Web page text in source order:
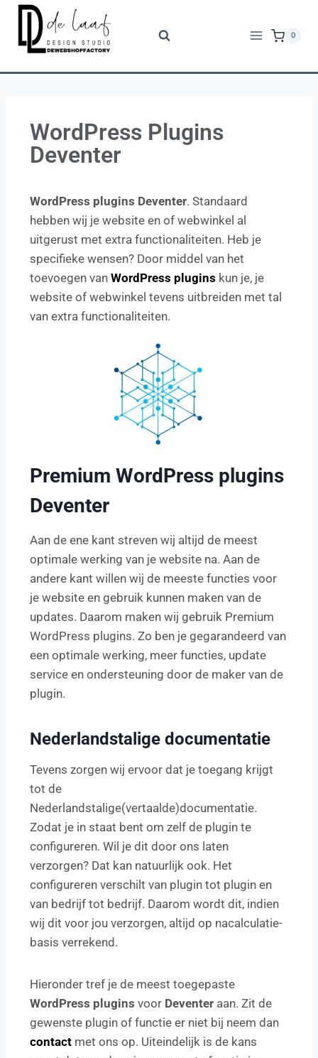
0
WordPress Plugins
Deventer
WordPress plugins Deventer. Standaard
hebben wij je website en of webwinkel al
uitgerust met extra functionaliteiten. Heb je
specifieke wensen? Door middel van het
toevoegen van WordPress plugins kun je, je
website of webwinkel tevens uitbreiden met tal
van extra functionaliteiten.
Premium WordPress plugins
Deventer
Aan de ene kant streven wij altijd de meest
optimale werking van je website na. Aan de
andere kant willen wij de meeste functies voor
je website en gebruik kunnen maken van de
updates. Daarom maken wij gebruik Premium
WordPress plugins. Zo ben je gegarandeerd van
een optimale werking, meer functies, update
service en ondersteuning door de maker van de
plugin.
Nederlandstalige documentatie
Tevens zorgen wij ervoor dat je toegang krijgt
tot de
Nederlandstalige(vertaalde)documentatie.
Zodat je in staat bent om zelf de plugin te
configureren. Wil je dit door ons laten
verzorgen? Dat kan natuurlijk ook. Het
configureren verschilt van plugin tot plugin en
van bedrijf tot bedrijf. Daarom wordt dit, indien
wij dit voor jou verzorgen, altijd op nacalculatie-
basis verrekend.
Hieronder tref je de meest toegepaste
WordPress plugins voor Deventer aan. Zit de
gewenste plugin of functie er niet bij neem dan
contact met ons op. Uiteindelijk is de kans